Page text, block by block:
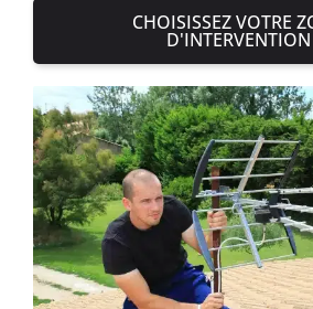
CHOISISSEZ VOTRE
D'INTERVENTION